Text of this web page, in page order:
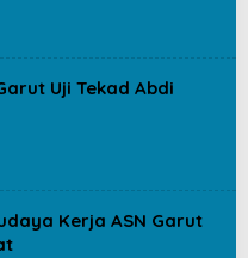
Uji Tekad Abdi
Kerja ASN Garut